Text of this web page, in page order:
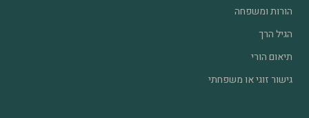
הורות ומשפחה
הגיל הרך
תיאום הורי
גישור זוגי או משפחתי